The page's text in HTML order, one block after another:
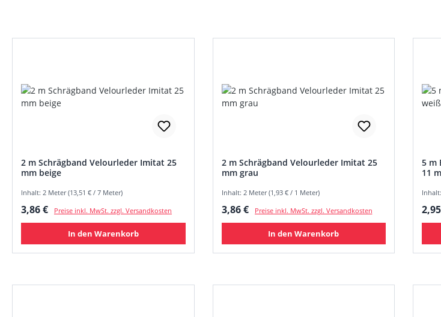
2 m Schrägband Velourleder Imitat 25
mm beige
Inhalt: 2 Meter (13,51 € / 7 Meter)
Regulärer Preis:
3,86 € Preise inkl. MwSt. zzgl. Versandkosten
In den Warenkorb
2 m Schrägband Velourleder Imitat 25
mm grau
Inhalt: 2 Meter (1,93 € / 1 Meter)
Regulärer Preis:
3,86 € Preise inkl. MwSt. zzgl. Versandkosten
In den Warenkorb
5 m
11